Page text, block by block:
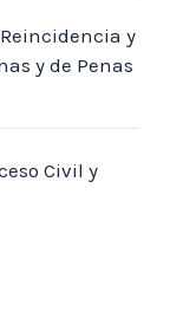
y
y de Penas
Civil y